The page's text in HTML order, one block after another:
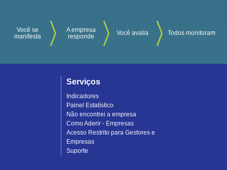
Você se
manifesta
A empresa
responde
Você avalia Todos monitoram
Serviços
Indicadores
Painel Estatístico
Não encontrei a empresa
Como Aderir - Empresas
Acesso Restrito para Gestores e
Empresas
Suporte